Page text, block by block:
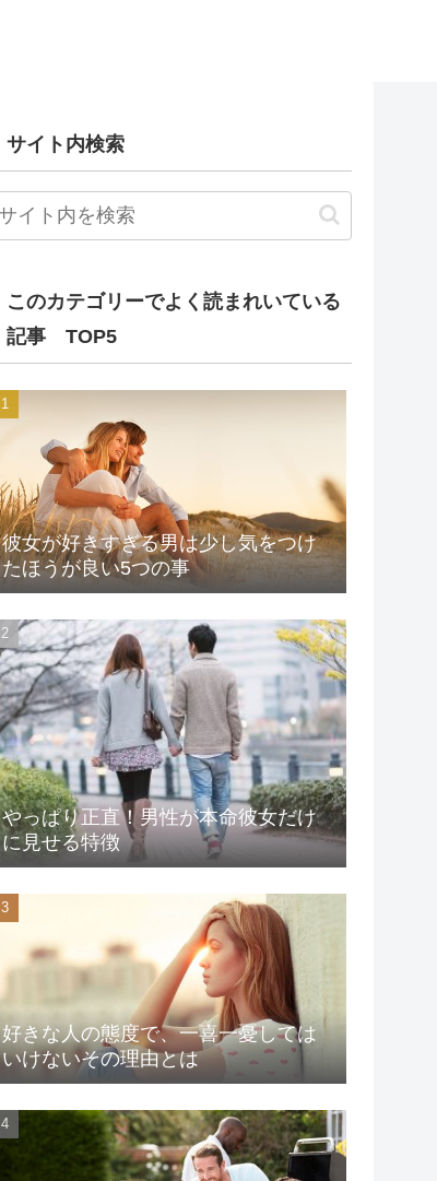
サイト内検索
このカテゴリーでよく読まれいている
記事 TOP5
彼女が好きすぎる男は少し気をつけ
たほうが良い5つの事
やっぱり正直！男性が本命彼女だけ
に見せる特徴
好きな人の態度で、一喜一憂しては
いけないその理由とは